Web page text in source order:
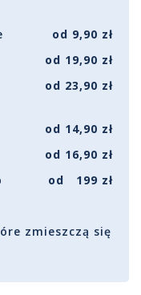
od 9,90 zł
od 19,90 zł
od 23,90 zł
od 14,90 zł
od 16,90 zł
od 199 zł
zmieszczą się